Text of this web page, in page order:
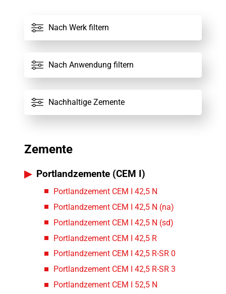
Nach Werk filtern
Alle Werke
Nach Anwendung filtern
Alle Zemente
Nachhaltige Zemente
Zemente
Portlandzemente (CEM I)
Portlandzement CEM I 42,5 N
Portlandzement CEM I 42,5 N (na)
Portlandzement CEM I 42,5 N (sd)
Portlandzement CEM I 42,5 R
Portlandzement CEM I 42,5 R-SR 0
Portlandzement CEM I 42,5 R-SR 3
Portlandzement CEM I 52,5 N